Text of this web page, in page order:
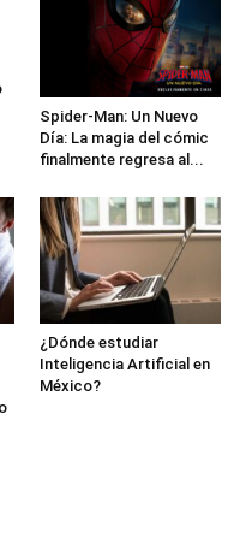
Spider-Man: Un Nuevo
Día: La magia del cómic
finalmente regresa al...
¿Dónde estudiar
Inteligencia Artificial en
México?